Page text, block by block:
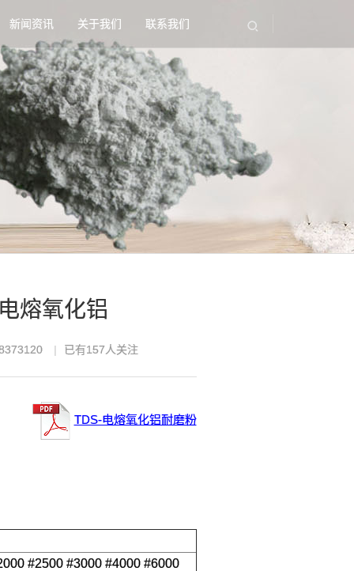
新闻资讯 关于我们 联系我们
熔氧化铝
已有157人关注
TDS-电熔氧化铝耐磨粉
#2500 #3000 #4000 #6000